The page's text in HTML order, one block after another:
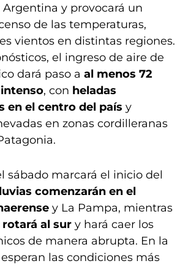
Argentina y provocará un
de las temperaturas,
vientos en distintas regiones.
el ingreso de aire de
dará paso a al menos 72
, con heladas
en el centro del país y
en zonas cordilleranas
sábado marcará el inicio del
comenzarán en el
y La Pampa, mientras
al sur y hará caer los
de manera abrupta. En la
las condiciones más